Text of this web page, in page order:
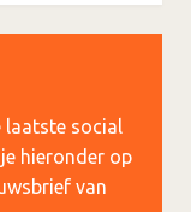
laatste social
hieronder op
van